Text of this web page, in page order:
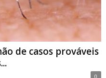
de casos prováveis
0